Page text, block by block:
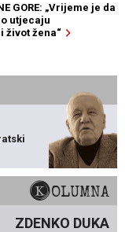
GORE: „Vrijeme je da
utjecaju
život žena“
KOLUMNA
ZDENKO DUKA